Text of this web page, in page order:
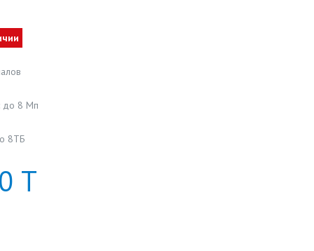
до 8 Mп
8ТБ
Т